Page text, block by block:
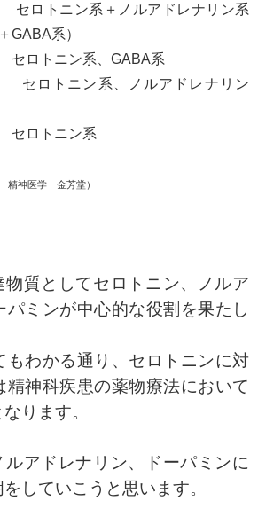
ン系＋ノルアドレナリン系
GABA系）
トニン系、GABA系
トニン系、ノルアドレナリン
トニン系
精神医学 金芳堂）
物質としてセロトニン、ノルア
パミンが中心的な役割を果たし
わかる通り、セロトニンに対
精神科疾患の薬物療法において
ります。
ルアドレナリン、ドーパミンに
していこうと思います。